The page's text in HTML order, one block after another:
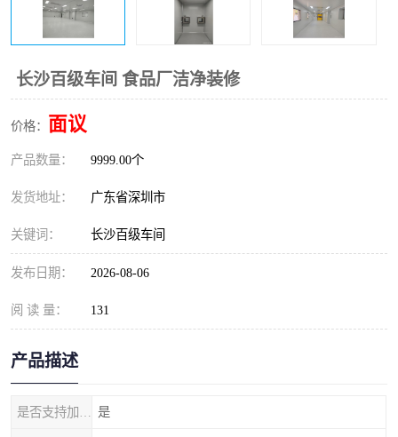
长沙百级车间 食品厂洁净装修
价格： 面议
产品数量： 9999.00个
发货地址： 广东省深圳市
关键词： 长沙百级车间
发布日期： 2026-08-06
阅 读 量： 131
产品描述
是